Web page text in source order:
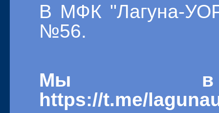
В МФК "Лагуна-
№56.
Мы в
https://t.me/